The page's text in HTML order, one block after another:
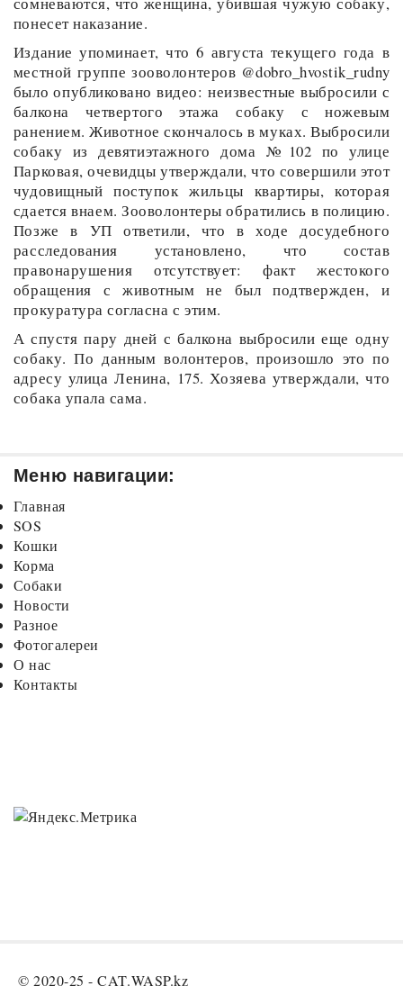
понесет наказание.
Издание упоминает, что 6 августа текущего года в
местной группе зооволонтеров @dobro_hvostik_rudny
было опубликовано видео: неизвестные выбросили с
балкона четвертого этажа собаку с ножевым
ранением. Животное скончалось в муках. Выбросили
собаку из девятиэтажного дома №102 по улице
Парковая, очевидцы утверждали, что совершили этот
чудовищный поступок жильцы квартиры, которая
сдается внаем. Зооволонтеры обратились в полицию.
Позже в УП ответили, что в ходе досудебного
расследования установлено, что состав
правонарушения отсутствует: факт жестокого
обращения с животным не был подтвержден, и
прокуратура согласна с этим.
А спустя пару дней с балкона выбросили еще одну
собаку. По данным волонтеров, произошло это по
адресу улица Ленина, 175. Хозяева утверждали, что
собака упала сама.
Меню навигации:
Главная
SOS
Кошки
Корма
Собаки
Новости
Разное
Фотогалереи
О нас
Контакты
© 2020-25 -CAT.WASP.kz